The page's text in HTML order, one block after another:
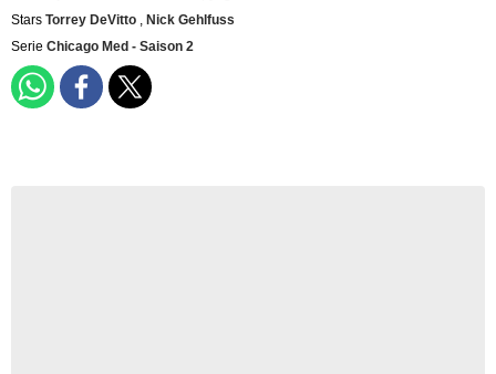
Stars Torrey DeVitto , Nick Gehlfuss
Serie Chicago Med - Saison 2